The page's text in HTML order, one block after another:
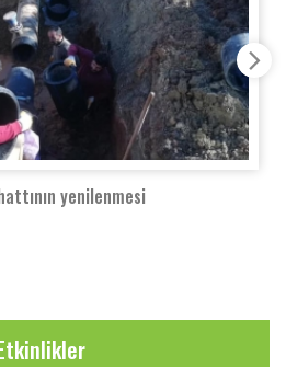
yenilenmesi